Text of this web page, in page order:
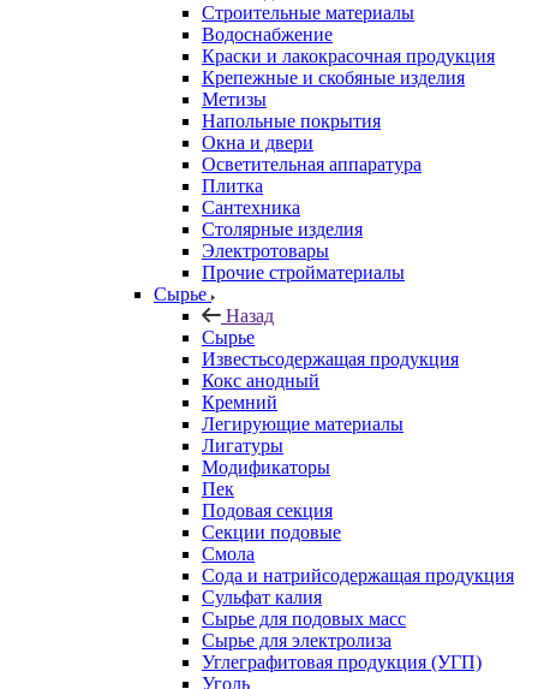
Строительные материалы
Водоснабжение
Краски и лакокрасочная продукция
Крепежные и скобяные изделия
Метизы
Напольные покрытия
Окна и двери
Осветительная аппаратура
Плитка
Сантехника
Столярные изделия
Электротовары
Прочие стройматериалы
Сырье
Назад
Сырье
Известьсодержащая продукция
Кокс анодный
Кремний
Легирующие материалы
Лигатуры
Модификаторы
Пек
Подовая секция
Секции подовые
Смола
Сода и натрийсодержащая продукция
Сульфат калия
Сырье для подовых масс
Сырье для электролиза
Углеграфитовая продукция (УГП)
Уголь